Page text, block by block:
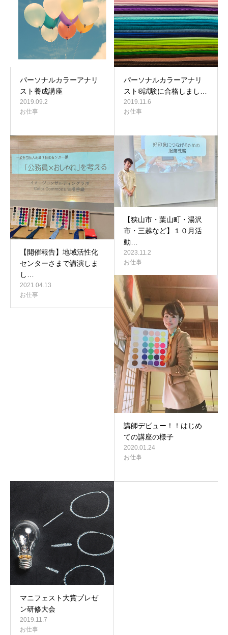
パーソナルカラーアナリ
スト養成講座
2019.09.2
お仕事
パーソナルカラーアナリ
スト®︎試験に合格しまし…
2019.11.6
お仕事
【開催報告】地域活性化
センターさまで講演しま
し…
2021.04.13
お仕事
【狭山市・葉山町・湯沢
市・三越など】１０月活
動…
2023.11.2
お仕事
講師デビュー！！はじめ
ての講座の様子
2020.01.24
お仕事
マニフェスト大賞プレゼ
ン研修大会
2019.11.7
お仕事